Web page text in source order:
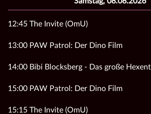
12:45 The Invite (OmU)
13:00 PAW Patrol: Der Dino Film
14:00 Bibi Blocksberg - Das große
15:00 PAW Patrol: Der Dino Film
15:15 The Invite (OmU)